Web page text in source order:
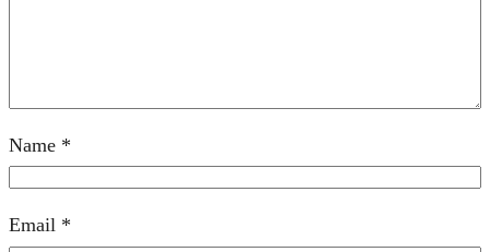
Name *
Email *